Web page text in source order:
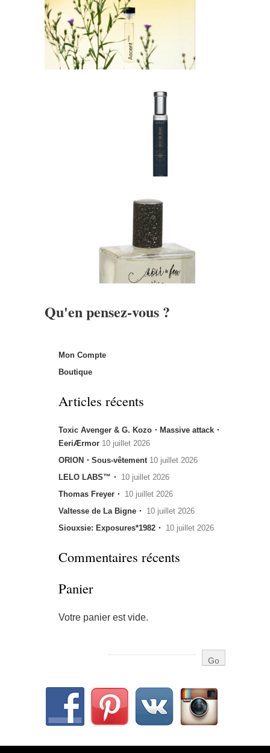
Qu'en pensez-vous ?
Mon Compte
Boutique
Articles récents
Toxic Avenger & G. Kozo・Massive attack・
EeriÆrmor 10 juillet 2026
ORION・Sous-vêtement 10 juillet 2026
LELO LABS™・ 10 juillet 2026
Thomas Freyer・ 10 juillet 2026
Valtesse de La Bigne・ 10 juillet 2026
Siouxsie: Exposures*1982・ 10 juillet 2026
Commentaires récents
Panier
Votre panier est vide.